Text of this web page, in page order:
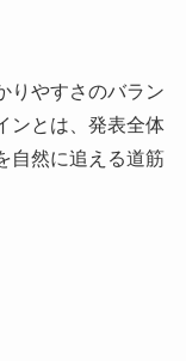
りやすさのバラン
ンとは、発表全体
自然に追える道筋